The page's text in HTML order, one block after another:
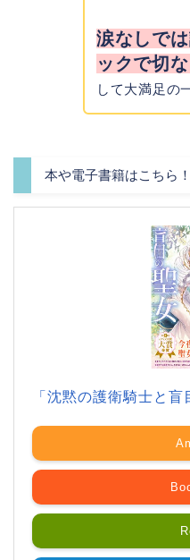
涙なしで
ックで切
して大満足の
本や電子書籍はこちら！
「沈黙の護衛騎士と